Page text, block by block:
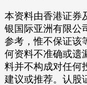
本资料由香港证券
银国际亚洲有限公
参考，惟不保证该
何资料不准确或遗
料并不构成对任何
建议或推荐。认股